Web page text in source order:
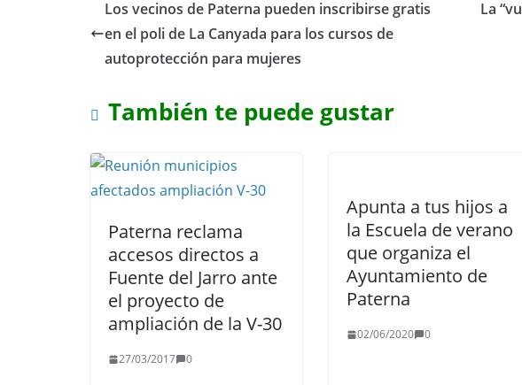
Los vecinos de Paterna pueden inscribirse gratis
en el poli de La Canyada para los cursos de
autoprotección para mujeres
La
También te puede gustar
Paterna reclama
accesos directos a
Fuente del Jarro ante
el proyecto de
ampliación de la V-30
27/03/2017 0
Apunta a tus hijos a
la Escuela de verano
que organiza el
Ayuntamiento de
Paterna
02/06/2020 0